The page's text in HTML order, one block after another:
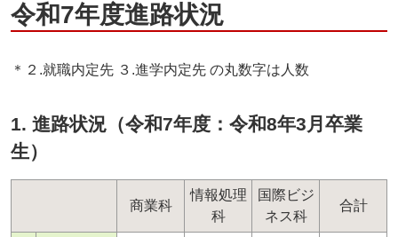
ー
ジ
位
令和7年度進路状況
＊２.就職内定先 ３.進学内定先 の丸数字は人数
1. 進路状況（令和7年度：令和8年3月卒業
生）
商業科
情報処理
科
国際ビジ
ネス科
合計